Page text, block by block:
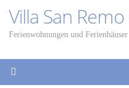
Inhalt
springen
Villa San
Ferienwohnungen und Ferienhäuser